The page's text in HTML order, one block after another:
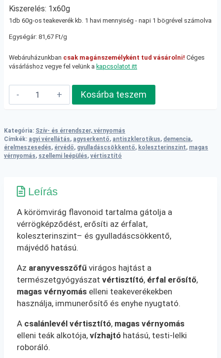
Kiszerelés: 1x60g
1db 60g-os teakeverék kb. 1 havi mennyiség - napi 1 bögrével számolva
Egységár: 81,67 Ft/g
Webáruházunkban csak magánszemélyként tud vásárolni! Céges
vásárláshoz vegye fel velünk a kapcsolatot itt
Erek,
patakok,
teakeverék
mennyiség
Kosárba teszem
Kategória: Szív- és érrendszer, vérnyomás
Címkék: agyi vérellátás, agyserkentő, antiszklerotikus, demencia,
érelmeszesedés, érvédő, gyulladáscsökkentő, koleszterinszint, magas
vérnyomás, szellemi leépülés, vértisztító
Leírás
A körömvirág flavonoid tartalma gátolja a
vérrögképződést, erősíti az érfalat,
koleszterinszint– és gyulladáscsökkentő,
májvédő hatású.
Az aranyvesszőfű virágos hajtást a
természetgyógyászat vértisztító, érfal erősítő,
magas vérnyomáselleni teakeverékekben
használja, immunerősítő és enyhe nyugtató.
A csalánlevél vértisztító, magas vérnyomás
elleni teák alkotója, vízhajtóhatású, testi-lelki
roboráló.